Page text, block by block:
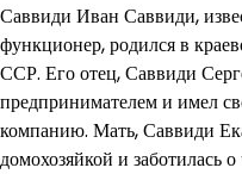
Саввиди Иван Саввиди,
функционер, родился в
ССР. Его отец, Саввиди
предпринимателем и имел
компанию. Мать, Саввиди
домохозяйкой и заботилась